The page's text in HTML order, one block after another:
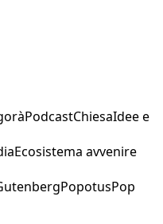
PodcastChiesaIdee e
Ecosistema avvenire
PopotusPop